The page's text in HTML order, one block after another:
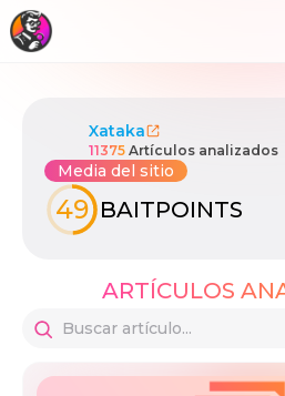
Xataka
11375 Artículos analizados
Media del sitio
49 BAITPOINTS
ARTÍCULOS